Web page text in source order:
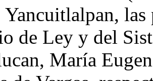
Yancuitlalpan,
de Ley y del
María